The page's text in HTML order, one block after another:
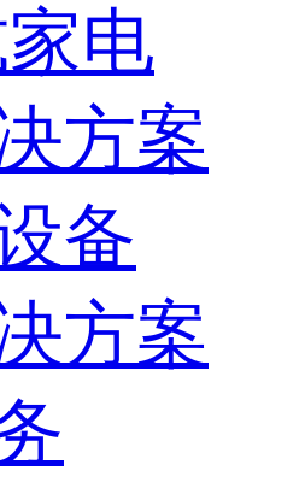
电
方案
备
方案